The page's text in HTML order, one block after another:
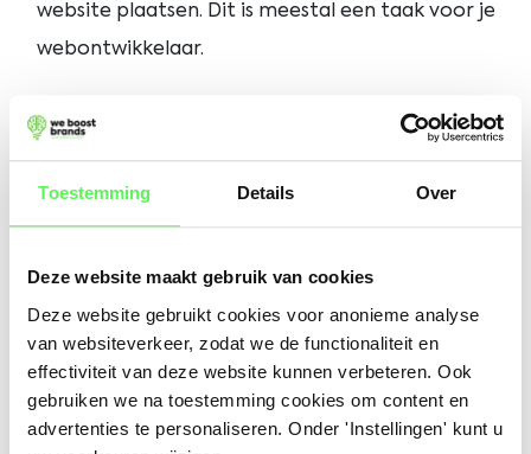
Toestemming Details Over
Deze website maakt gebruik van cookies
Deze website gebruikt cookies voor anonieme analyse
van websiteverkeer, zodat we de functionaliteit en
effectiviteit van deze website kunnen verbeteren. Ook
gebruiken we na toestemming cookies om content en
advertenties te personaliseren. Onder 'Instellingen' kunt u
website plaatsen. Dit is meestal een taak voor je
webontwikkelaar.
Google Tag Manager account
met Google Analytics integreren voor diepgaande
bezoekersinzichten. Zet dan de turbo aan met
conversietracking voor je advertenties en zie hoe
ze echt presteren. Duik in A/B-testen en
optimaliseer je website tot in de perfectie. Volg de